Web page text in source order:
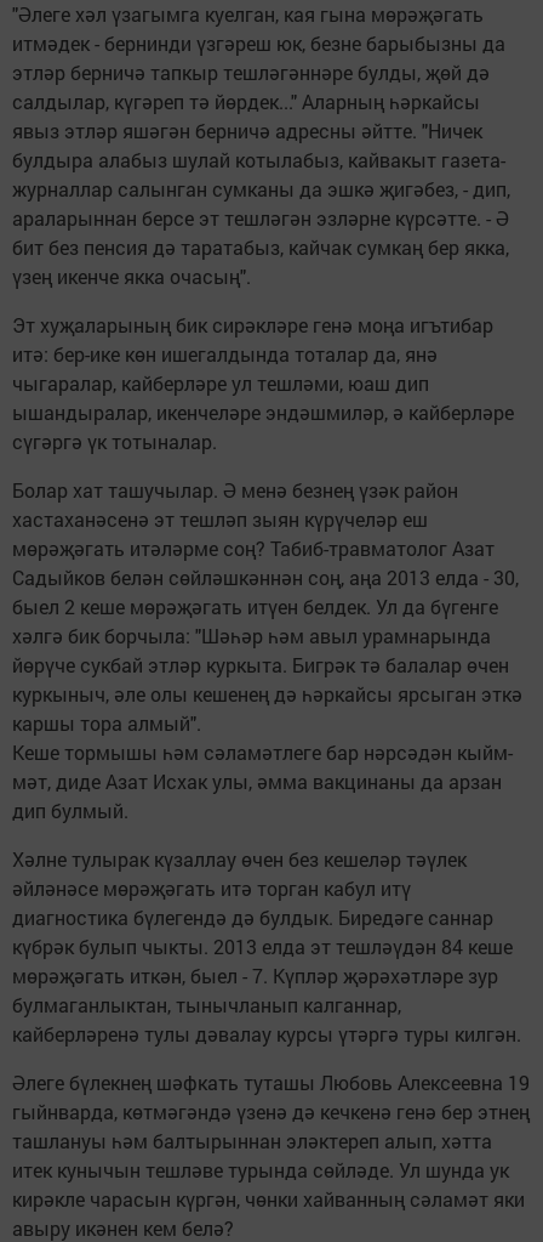
"Әлеге хәл үзагымга куелган, кая гына мөрәҗәгать
итмәдек - бернинди үзгәреш юк, безне барыбызны да
этләр берничә тапкыр тешләгәннәре булды, җөй дә
салдылар, күгәреп тә йөрдек..." Аларның һәркайсы
явыз этләр яшәгән берничә адресны әйтте. "Ничек
булдыра алабыз шулай котылабыз, кайвакыт газета-
журналлар салынган сумканы да эшкә җигәбез, - дип,
араларыннан берсе эт тешләгән эзләрне күрсәтте. - Ә
бит без пенсия дә таратабыз, кайчак сумкаң бер якка,
үзең икенче якка очасың".
Эт хуҗаларының бик сирәкләре генә моңа игътибар
итә: бер-ике көн ишегалдында тоталар да, янә
чыгаралар, кайберләре ул теш­ләми, юаш дип
ышандыралар, икенчеләре эндәшмиләр, ә кайберләре
сүгәргә үк тотыналар.
Болар хат ташучылар. Ә менә безнең үзәк район
хастаханәсенә эт тешләп зыян күрүчеләр еш
мөрәҗәгать итәләрме соң? Табиб-травматолог Азат
Садыйков белән сөйләшкәннән соң, аңа 2013 елда - 30,
быел 2 кеше мөрәҗәгать итүен белдек. Ул да бүгенге
хәлгә бик борчыла: "Шәһәр һәм авыл урамнарында
йөрүче сукбай этләр куркыта. Бигрәк тә балалар өчен
куркыныч, әле олы кешенең дә һәркайсы ярсыган эткә
каршы тора алмый".
Кеше тормышы һәм сәламәтлеге бар нәрсәдән кыйм­
мәт, диде Азат Исхак улы, әмма вакцинаны да арзан
дип булмый.
Хәлне тулырак күзаллау өчен без кешеләр тәүлек
әйләнәсе мөрәҗәгать итә торган кабул итү
диагностика бүлегендә дә булдык. Биредәге саннар
күбрәк булып чык­ты. 2013 елда эт тешләүдән 84 кеше
мөрәҗәгать иткән, быел - 7. Күпләр җәрәхәтләре зур
булмаганлыктан, тынычланып калганнар,
кайберләренә тулы дәвалау курсы үтәргә туры килгән.
Әлеге бүлекнең шәфкать туташы Любовь Алексеевна 19
гыйнварда, көтмәгәндә үзенә дә кечкенә генә бер этнең
ташлануы һәм балтырыннан эләктереп алып, хәтта
итек кунычын тешләве турында сөйләде. Ул шунда ук
кирәкле чарасын күргән, чөнки хайванның сәламәт яки
авыру икәнен кем белә?